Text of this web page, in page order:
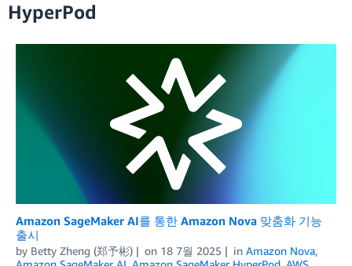
HyperPod
Amazon SageMaker AI를 통한 Amazon Nova 맞춤화 기능
출시
by Betty Zheng (郑予彬) on 18 7월 2025 in Amazon Nova,